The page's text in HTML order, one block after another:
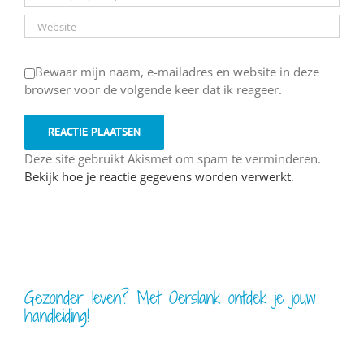
Bewaar mijn naam, e-mailadres en website in deze
browser voor de volgende keer dat ik reageer.
Deze site gebruikt Akismet om spam te verminderen.
Bekijk hoe je reactie gegevens worden verwerkt.
Gezonder leven? Met Oerslank ontdek je jouw
handleiding!